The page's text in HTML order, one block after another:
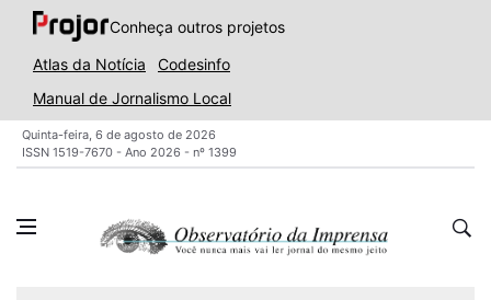
Conheça outros projetos
Atlas da Notícia
Codesinfo
Manual de Jornalismo Local
Quinta-feira, 6 de agosto de 2026
ISSN 1519-7670 - Ano 2026 - nº 1399